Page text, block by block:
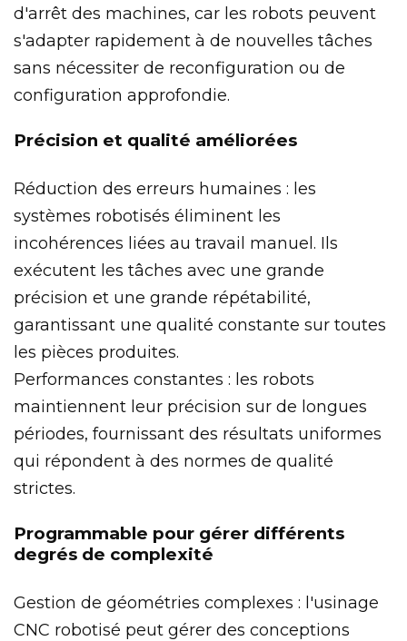
d'arrêt des machines, car les robots peuvent
s'adapter rapidement à de nouvelles tâches
sans nécessiter de reconfiguration ou de
configuration approfondie.
Précision et qualité améliorées
Réduction des erreurs humaines : les
systèmes robotisés éliminent les
incohérences liées au travail manuel. Ils
exécutent les tâches avec une grande
précision et une grande répétabilité,
garantissant une qualité constante sur toutes
les pièces produites.
Performances constantes : les robots
maintiennent leur précision sur de longues
périodes, fournissant des résultats uniformes
qui répondent à des normes de qualité
strictes.
Programmable pour gérer différents
degrés de complexité
Gestion de géométries complexes : l'usinage
CNC robotisé peut gérer des conceptions